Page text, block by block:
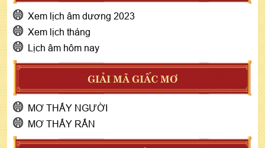
Xem lịch âm dương 2023
Xem lịch tháng
Lịch âm hôm nay
GIẢI MÃ GIẤC MƠ
MƠ THẤY NGƯỜI
MƠ THẤY RẮN